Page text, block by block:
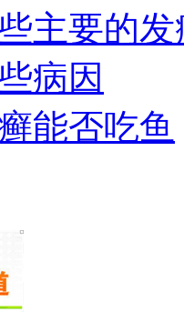
主要的
病因
能否吃鱼